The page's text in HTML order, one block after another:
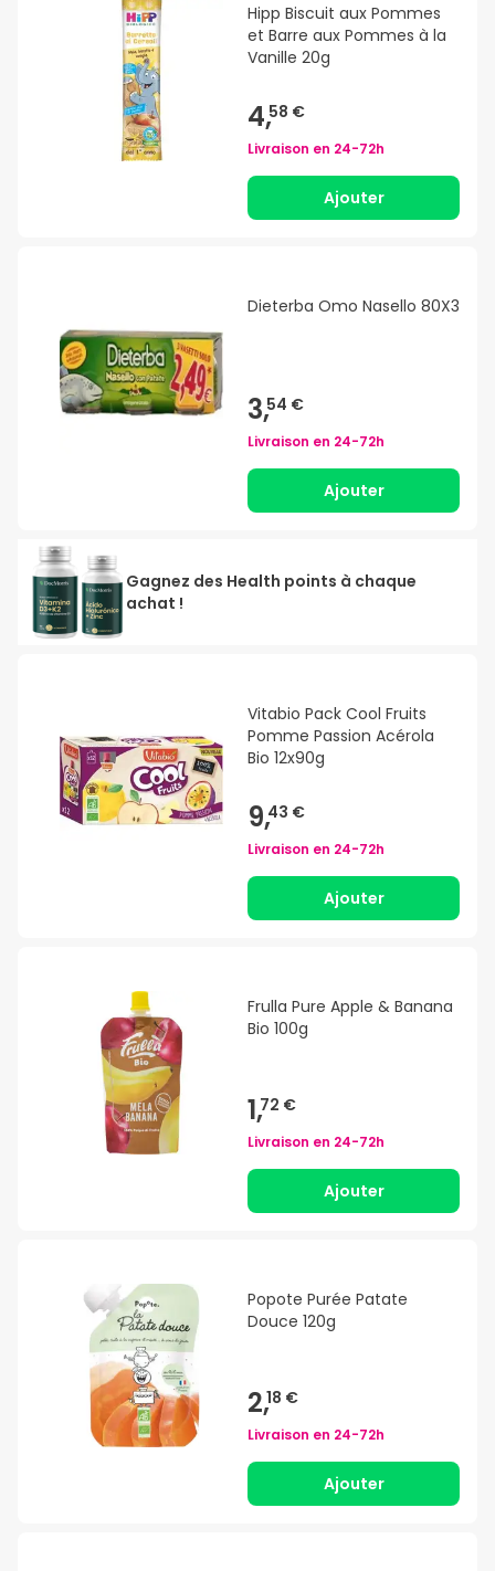
Hipp Biscuit aux Pommes
et Barre aux Pommes à la
Vanille 20g
4,58 €
Livraison en 24-72h
Ajouter
Dieterba Omo Nasello 80X3
3,54 €
Livraison en 24-72h
Ajouter
Gagnez des Health points à chaque
achat !
Vitabio Pack Cool Fruits
Pomme Passion Acérola
Bio 12x90g
9,43 €
Livraison en 24-72h
Ajouter
Frulla Pure Apple & Banana
Bio 100g
1,72 €
Livraison en 24-72h
Ajouter
Popote Purée Patate
Douce 120g
2,18 €
Livraison en 24-72h
Ajouter